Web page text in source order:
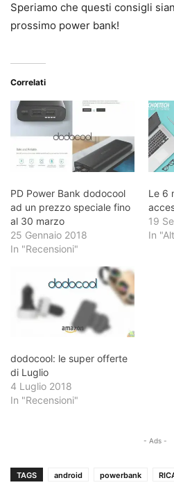
Speriamo che questi consigli
prossimo power bank!
Correlati
PD Power Bank dodocool
ad un prezzo speciale fino
al 30 marzo
25 Gennaio 2018
In "Recensioni"
Le 6
19
In
dodocool: le super offerte
di Luglio
4 Luglio 2018
In "Recensioni"
- Ads -
TAGS android powerbank